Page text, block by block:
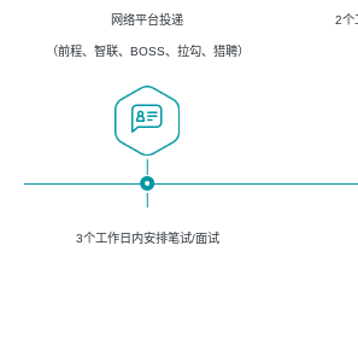
网络平台投递
（前程、智联、BOSS、拉勾、猎聘）
2个
3个工作日内安排笔试/面试